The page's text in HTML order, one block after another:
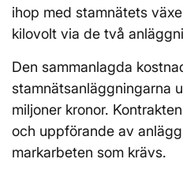
ihop med stamnätets
kilovolt via de två
Den sammanlagda
stamnätsanläggningarna
miljoner kronor.
och uppförande av
markarbeten som krävs.